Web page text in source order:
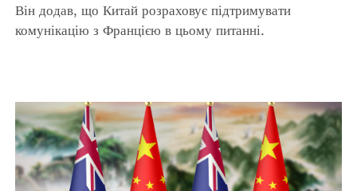
Він додав, що Китай розраховує підтримувати
комунікацію з Францією в цьому питанні.